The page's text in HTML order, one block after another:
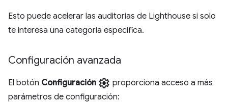
Esto puede acelerar las auditorías de Lighthouse si solo
te interesa una categoría específica.
Configuración avanzada
El botón Configuración settings proporciona acceso a más
parámetros de configuración: